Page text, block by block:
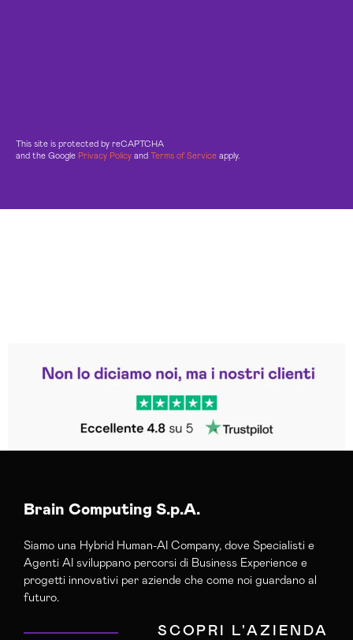
This site is protected by reCAPTCHA
and the Google Privacy Policy and Terms of Service apply.
Trustpilot
Brain Computing S.p.A.
Siamo una Hybrid Human-AI Company, dove Specialisti e
Agenti AI sviluppano percorsi di Business Experience e
progetti innovativi per aziende che come noi guardano al
futuro.
SCOPRI L'AZIENDA